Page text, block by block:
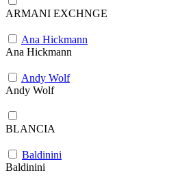
ARMANI EXCHNGE
Ana Hickmann
Ana Hickmann
Andy Wolf
Andy Wolf
BLANCIA
Baldinini
Baldinini